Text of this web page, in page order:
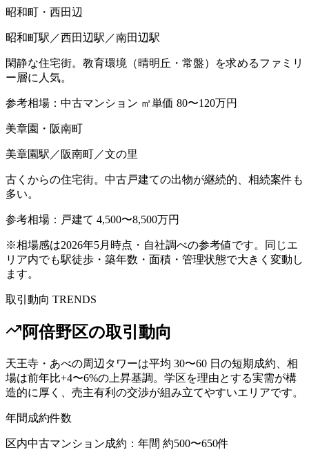
昭和町・西田辺
昭和町駅／西田辺駅／南田辺駅
閑静な住宅街。教育環境（晴明丘・常盤）を求めるファミリ
ー層に人気。
参考相場： 中古マンション ㎡単価 80〜120万円
美章園・阪南町
美章園駅／阪南町／文の里
古くからの住宅街。中古戸建ての出物が継続的、相続案件も
多い。
参考相場： 戸建て 4,500〜8,500万円
※相場感は2026年5月時点・自社調べの参考値です。同じエ
リア内でも駅徒歩・築年数・面積・管理状態で大きく変動し
ます。
取引動向 TRENDS
阿倍野区の取引動向
天王寺・あべの周辺タワーは平均 30〜60 日の短期成約、相
場は前年比+4〜6%の上昇基調。学区を理由とする実需が構
造的に厚く、売主有利の交渉が組み立てやすいエリアです。
年間成約件数
区内中古マンション成約：年間 約500〜650件